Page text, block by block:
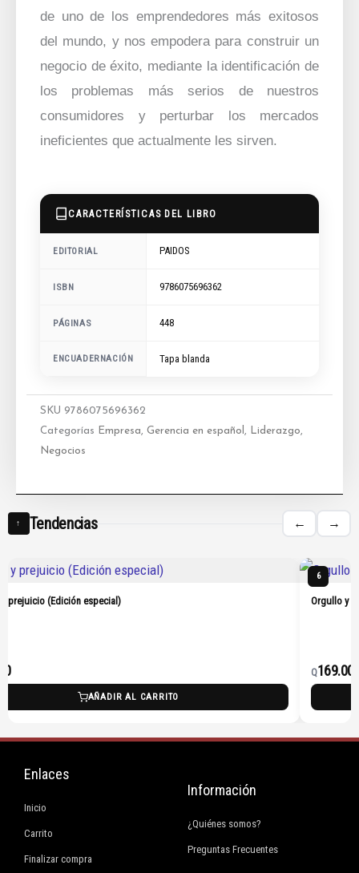
de uno de los emprendedores más exitosos
del mundo, y nos empodera para construir un
negocio de éxito, mediante la identificación de
los problemas más serios de nuestros
consumidores y perturbar los mercados
ineficientes que actualmente les sirven.
CARACTERÍSTICAS DEL LIBRO
EDITORIAL PAIDOS
ISBN 9786075696362
PÁGINAS 448
ENCUADERNACIÓN Tapa blanda
SKU 9786075696362
Categorías
Empresa, Gerencia en español , Liderazgo,
Negocios
↑ Tendencias ← →
prejuicio (Edición especial)
AÑADIR AL CARRITO
6
Orgullo y
Q169.00
Enlaces
Inicio
Carrito
Finalizar compra
Información
¿Quiénes somos?
Preguntas Frecuentes